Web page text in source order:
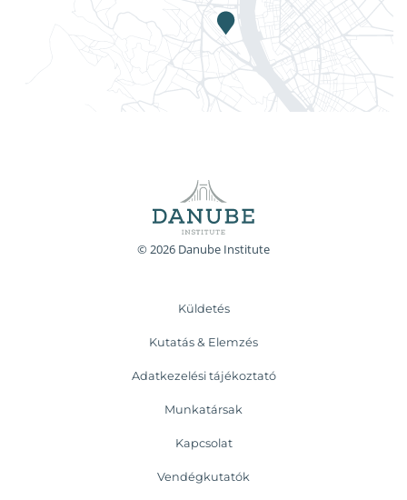
© 2026 Danube Institute
Küldetés
Kutatás & Elemzés
Adatkezelési tájékoztató
Munkatársak
Kapcsolat
Vendégkutatók